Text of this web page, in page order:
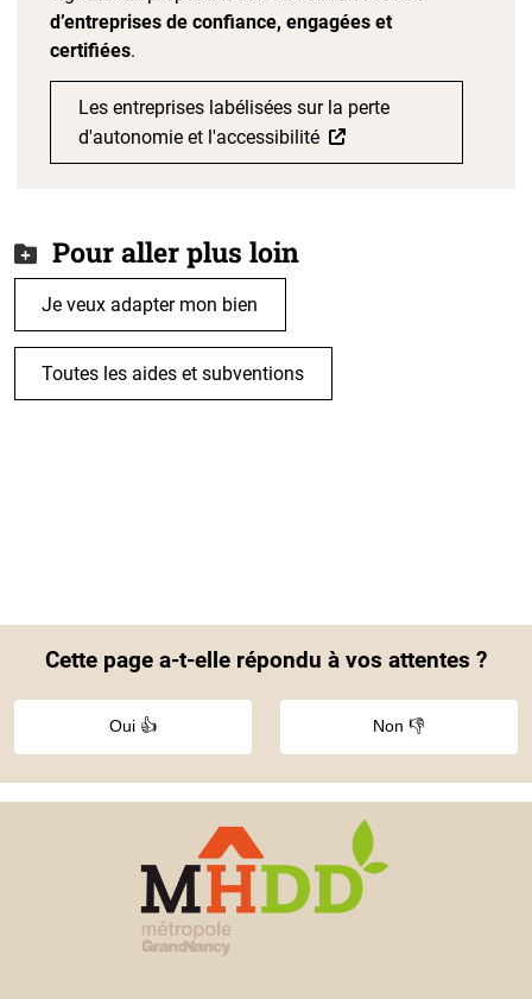
d’entreprises de confiance, engagées et
certifiées.
Les entreprises labélisées sur la perte
d'autonomie et l'accessibilité
Pour aller plus loin
Je veux adapter mon bien
Toutes les aides et subventions
Cette page a-t-elle répondu à vos attentes ?
Oui 👍 Non 👎